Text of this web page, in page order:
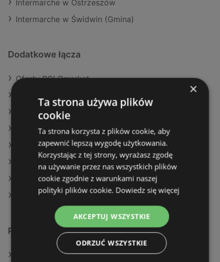
Intermarche w Ostrzeszów
Intermarche w Świdwin (Gmina)
Dodatkowe łącza
Oferty POLOmarket
Aktualne gazetki SPAR
Aktualne gazetki Selgros
Aktualne gazetki Stokrotka
Aktualne gazetki Gram Market
Aktualne gazetki Eurocash
Sklepy Intermarche w Police
Podobne sklepy detaliczne
Oferty POLOmarket
×
Ta strona używa plików
cookie
Ta strona korzysta z plików cookie, aby
zapewnić lepszą wygodę użytkowania.
Korzystając z tej strony, wyrażasz zgodę
na używanie przez nas wszystkich plików
cookie zgodnie z warunkami naszej
polityki plików cookie. Dowiedz się więcej
AKCEPTUJ WSZYSTKIE
ODRZUĆ WSZYSTKIE